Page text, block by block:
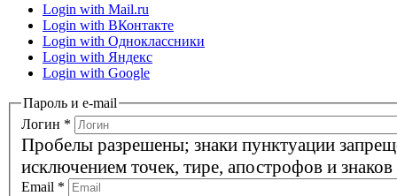
Login with Mail.ru
Login with ВКонтакте
Login with Одноклассники
Login with Яндекс
Login with Google
Пароль и e-mail
Логин *
Пробелы разрешены; знаки пунктуации
исключением точек, тире, апострофов и
Email *